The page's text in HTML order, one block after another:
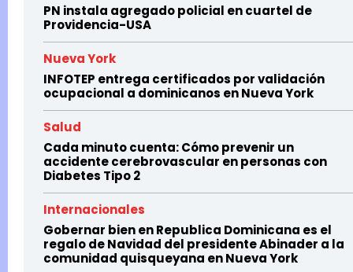
PN instala agregado policial en cuartel de
Providencia-USA
Nueva York
INFOTEP entrega certificados por validación
ocupacional a dominicanos en Nueva York
Salud
Cada minuto cuenta: Cómo prevenir un
accidente cerebrovascular en personas con
Diabetes Tipo 2
Internacionales
Gobernar bien en Republica Dominicana es el
regalo de Navidad del presidente Abinader a la
comunidad quisqueyana en Nueva York